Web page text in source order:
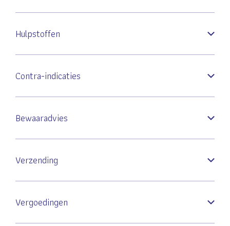
Hulpstoffen
Contra-indicaties
Bewaaradvies
Verzending
Vergoedingen